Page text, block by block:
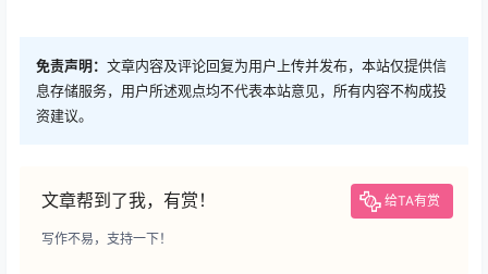
免责声明： 文章内容及评论回复为用户上传并发布，本站仅提供信
息存储服务，用户所述观点均不代表本站意见，所有内容不构成投
资建议。
文章帮到了我，有赏！ 给TA有赏
写作不易，支持一下！